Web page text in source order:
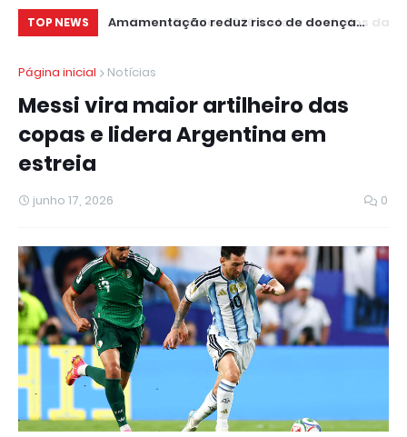
TOP NEWS
dados da 1ª
Amamentação reduz risco de doença
Página inicial
Notícias
Messi vira maior artilheiro das
copas e lidera Argentina em
estreia
junho 17, 2026 0